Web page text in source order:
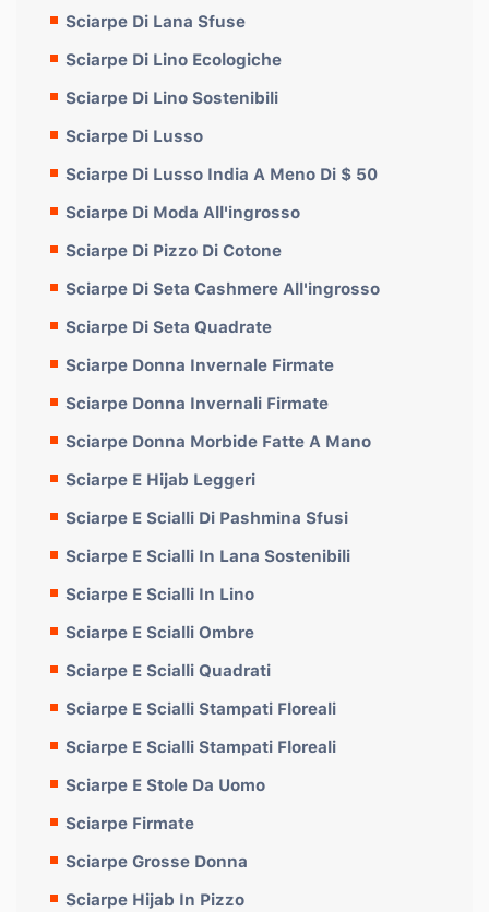
Sciarpe Di Lana Sfuse
Sciarpe Di Lino Ecologiche
Sciarpe Di Lino Sostenibili
Sciarpe Di Lusso
Sciarpe Di Lusso India A Meno Di $ 50
Sciarpe Di Moda All'ingrosso
Sciarpe Di Pizzo Di Cotone
Sciarpe Di Seta Cashmere All'ingrosso
Sciarpe Di Seta Quadrate
Sciarpe Donna Invernale Firmate
Sciarpe Donna Invernali Firmate
Sciarpe Donna Morbide Fatte A Mano
Sciarpe E Hijab Leggeri
Sciarpe E Scialli Di Pashmina Sfusi
Sciarpe E Scialli In Lana Sostenibili
Sciarpe E Scialli In Lino
Sciarpe E Scialli Ombre
Sciarpe E Scialli Quadrati
Sciarpe E Scialli Stampati Floreali
Sciarpe E Scialli Stampati Floreali
Sciarpe E Stole Da Uomo
Sciarpe Firmate
Sciarpe Grosse Donna
Sciarpe Hijab In Pizzo